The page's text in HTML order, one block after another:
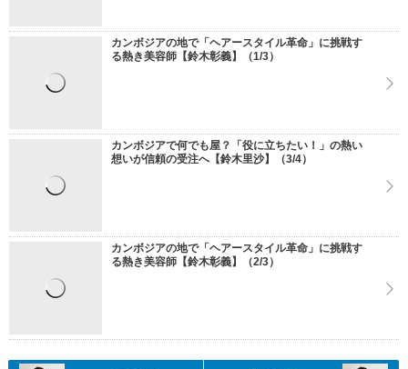
カンボジアの地で「ヘアースタイル革命」に挑戦す
る熱き美容師【鈴木彰義】（1/3）
カンボジアで何でも屋？「役に立ちたい！」の熱い
想いが信頼の受注へ【鈴木里沙】（3/4）
カンボジアの地で「ヘアースタイル革命」に挑戦す
る熱き美容師【鈴木彰義】（2/3）